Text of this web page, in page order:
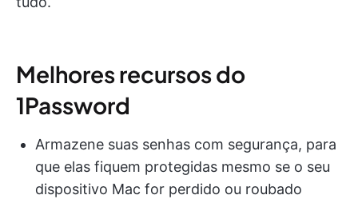
Melhores recursos do
1Password
Armazene suas senhas com segurança, para
que elas fiquem protegidas mesmo se o seu
dispositivo Mac for perdido ou roubado